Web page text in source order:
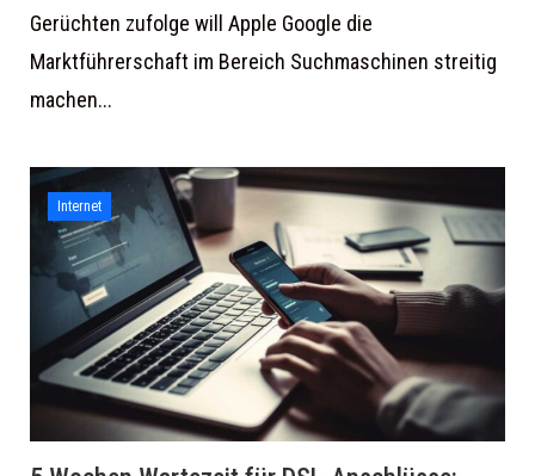
Gerüchten zufolge will Apple Google die
Marktführerschaft im Bereich Suchmaschinen streitig
machen...
Internet